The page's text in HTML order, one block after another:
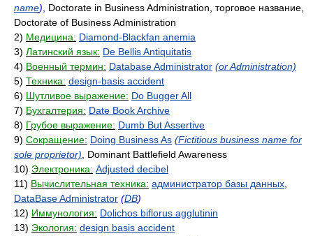
name) , Doctorate in Business Administration, торговое название,
Doctorate of Business Administration
2) Медицина: Diamond-Blackfan anemia
3) Латинский язык: De Bellis Antiquitatis
4) Военный термин: Database Administrator (or Administration)
5) Техника: design-basis accident
6) Шутливое выражение: Do Bugger All
7) Бухгалтерия: Date Book Archive
8) Грубое выражение: Dumb But Assertive
9) Сокращение: Doing Business As (Fictitious business name for
sole proprietor) , Dominant Battlefield Awareness
10) Электроника: Adjusted decibel
11) Вычислительная техника: администратор базы данных
DataBase Administrator (DB)
12) Иммунология: Dolichos biflorus agglutinin
13) Экология: design basis accident